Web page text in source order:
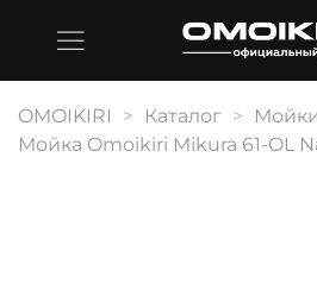
OMOIKIRI Каталог
Мойка Omoikiri Mikura 61-OL